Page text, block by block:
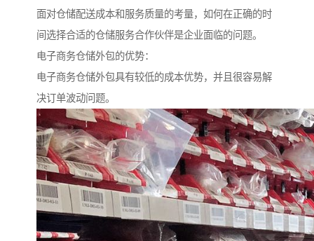
面对仓储配送成本和服务质量的考量，如何在正确的时
间选择合适的仓储服务合作伙伴是企业面临的问题。
电子商务仓储外包的优势：
电子商务仓储外包具有较低的成本优势，并且很容易解
决订单波动问题。